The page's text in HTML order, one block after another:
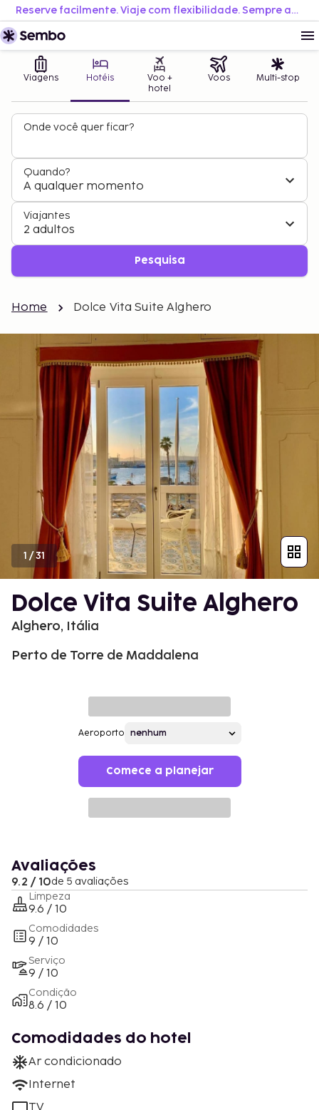
Reserve facilmente. Viaje com flexibilidade. Sempre ao melhor preço.
Viagens Hotéis
Voo +
hotel
Voos Multi-stop
Onde você quer ficar?
Quando?
A qualquer momento
Viajantes
2 adultos
Pesquisa
Home Dolce Vita Suite Alghero
1 /31
Dolce Vita Suite Alghero
Alghero, Itália
Perto de Torre de Maddalena
Aeroporto
Comece a planejar
Avaliações
9.2 / 10de 5 avaliações
Limpeza
9.6 / 10
Comodidades
9 / 10
Serviço
9 / 10
Condição
8.6 / 10
Comodidades do hotel
Ar condicionado
Internet